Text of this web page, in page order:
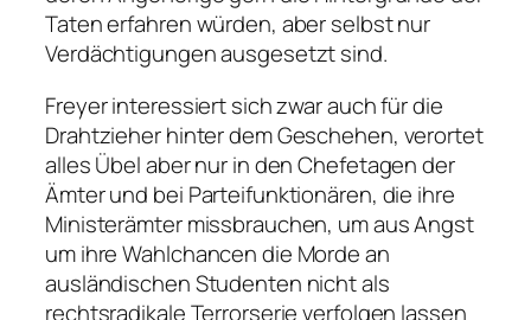
Taten erfahren würden, aber selbst nur
Verdächtigungen ausgesetzt sind.
Freyer interessiert sich zwar auch für die
Drahtzieher hinter dem Geschehen, verortet
alles Übel aber nur in den Chefetagen der
Ämter und bei Parteifunktionären, die ihre
Ministerämter missbrauchen, um aus Angst
um ihre Wahlchancen die Morde an
ausländischen Studenten nicht als
rechtsradikale Terrorserie verfolgen lassen